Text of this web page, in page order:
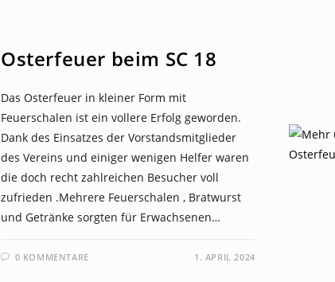
Osterfeuer beim SC 18
Das Osterfeuer in kleiner Form mit
Feuerschalen ist ein vollere Erfolg geworden.
Dank des Einsatzes der Vorstandsmitglieder
des Vereins und einiger wenigen Helfer waren
die doch recht zahlreichen Besucher voll
zufrieden .Mehrere Feuerschalen , Bratwurst
und Getränke sorgten für Erwachsenen…
0 KOMMENTARE 1. APRIL 2024